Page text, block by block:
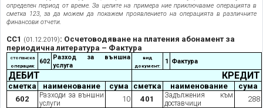
определен период от време. За целите на примера ние приключваме операцията в
сметка 123, за да можем да покажем проявлението на операцията в различните
финансови отчети.
СС1 (01.12.2019): Осчетоводяване на платения абонамент за
периодична литература – Фактура
стопанска
операция:
602
Разход за външна
услуга
вид
документ:
1 Фактура
ДЕБИТ КРЕДИТ
сметка наименование сума сметка наименование
сума
602
Разходи за външни
услуги
10 401
Задължения към
доставчици
288